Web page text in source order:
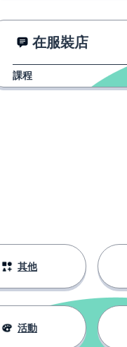
在服裝店
課程
其他
活動